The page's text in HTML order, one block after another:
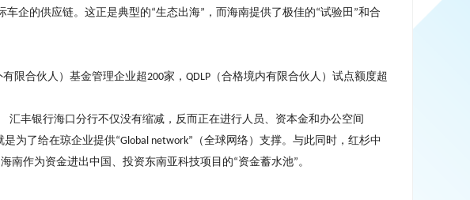
车企的供应链。这正是典型的“生态出海” ，而海南提供了极佳的“试验田 ”和合
有限合伙人）基金管理企业超200家， QDLP （合格境内有限合伙人）试点额度超
汇丰银行海口分行不仅没有缩减，反而正在进行人员、资本金和办公空间
是为了给在琼企业提供“Global network” （全球网络）支撑。与此同时，红杉中
南作为资金进出中国、投资东南亚科技项目的“资金蓄水池” 。